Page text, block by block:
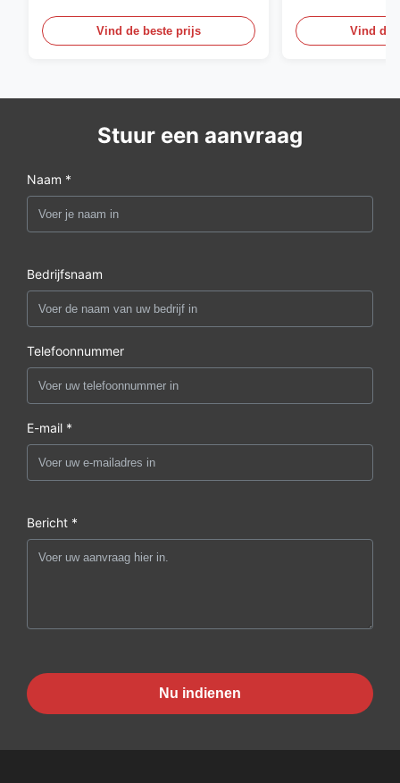
Vind de beste prijs Vind de
Stuur een aanvraag
Naam *
Bedrijfsnaam
Telefoonnummer
E-mail *
Bericht *
Nu indienen